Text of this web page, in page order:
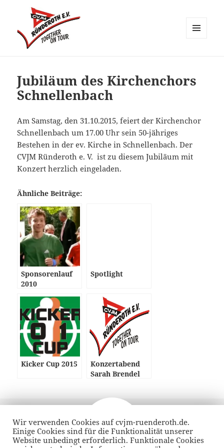
Jubiläum des Kirchenchors
Schnellenbach
Am Samstag, den 31.10.2015, feiert der Kirchenchor
Schnellenbach um 17.00 Uhr sein 50-jähriges
Bestehen in der ev. Kirche in Schnellenbach. Der
CVJM Ründeroth e. V. ist zu diesem Jubiläum mit
Konzert herzlich eingeladen.
Ähnliche Beiträge:
Sponsorenlauf
2010
Spotlight
Kicker Cup 2015
Konzertabend
Sarah Brendel
am
Beitragsnavigation
VORHERIGER
Wir verwenden Cookies auf cvjm-ruenderoth.de.
Einige Cookies sind für die Funktionalität unserer
Website unbedingt erforderlich. Funktionale Cookies